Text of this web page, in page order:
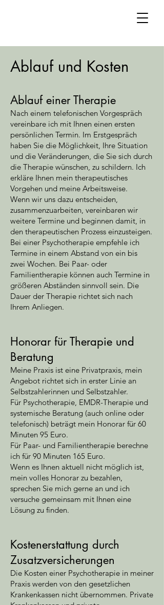
Ablauf und Kosten
Ablauf einer Therapie
Nach einem telefonischen Vorgespräch
vereinbare ich mit Ihnen einen ersten
persönlichen Termin. Im Erstgespräch
haben Sie die Möglichkeit, Ihre Situation
und die Veränderungen, die Sie sich durch
die Therapie wünschen, zu schildern. Ich
erkläre Ihnen mein therapeutisches
Vorgehen und meine Arbeitsweise.
Wenn wir uns dazu entscheiden,
zusammenzuarbeiten, vereinbaren wir
weitere Termine und beginnen damit, in
den therapeutischen Prozess einzusteigen.
Bei einer Psychotherapie empfehle ich
Termine in einem Abstand von ein bis
zwei Wochen. Bei Paar- oder
Familientherapie können auch Termine in
größeren Abständen sinnvoll sein. Die
Dauer der Therapie richtet sich nach
Ihrem Anliegen.
Honorar für Therapie und
Beratung
Meine Praxis ist eine Privatpraxis, mein
Angebot richtet sich in erster Linie an
Selbstzahlerinnen und Selbstzahler.
Für Psychotherapie, EMDR-Therapie und
systemische Beratung (auch online oder
telefonisch) beträgt mein Honorar für 60
Minuten 95 Euro.
Für Paar- und Familientherapie berechne
ich für 90 Minuten 165 Euro.
Wenn es Ihnen aktuell nicht möglich ist,
mein volles Honorar zu bezahlen,
sprechen Sie mich gerne an und ich
versuche gemeinsam mit Ihnen eine
Lösung zu finden.
Kostenerstattung durch
Zusatzversicherungen
Die Kosten einer Psychotherapie in meiner
Praxis werden von den gesetzlichen
Krankenkassen nicht übernommen. Private